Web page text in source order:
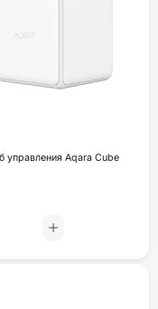
управления Aqara Cube